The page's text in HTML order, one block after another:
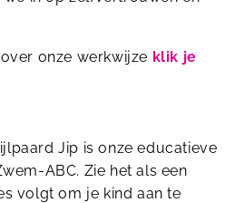
onze werkwijze klik je
Jip is onze educatieve
ABC. Zie het als een
volgt om je kind aan te